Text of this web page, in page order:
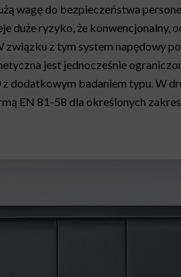
wagę do bezpieczeństwa
duże ryzyko, że
związku z tym system napędowy
jest jednocześnie
dodatkowym badaniem typu. W
EN 81-58 dla określonych